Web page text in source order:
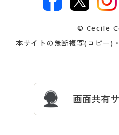
著作権・商標について
プレゼント＆キャンペーン
交換・返品は
ついて
© Cecile
本サイトの無断複写(コピー)
画面共有